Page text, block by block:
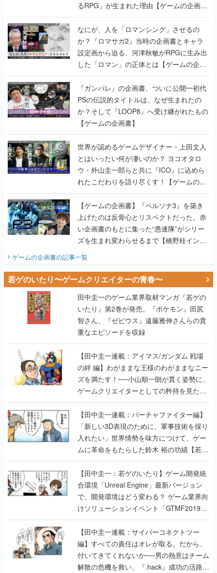
るRPG」が生まれた理由【ゲームの企画
書】
なにが、人を「ロマンシング」させるの
か？『ロマサガ2』当時の企画書とキャラ
設定画から迫る、河津秋敏がRPGに生み出
した「ロマン」の正体とは【ゲームの企画
書】
『ガンパレ』の企画書、ついに公開━初代
PSの伝説的タイトルは、なぜ生まれたの
か？そして『LOOP8』へ受け継がれたもの
【ゲームの企画書】
世界が認めるゲームデザイナー・上田文人
とはいったい何が凄いのか？ ヨコオタロ
ウ・外山圭一郎らと共に『ICO』に込めら
れたこだわりを語り尽くす！【ゲームの企
画書】
【ゲームの企画書】『ペルソナ3』を築き
上げたのは反骨心とリスペクトだった。赤
い企画書のもとに集った“愚連隊”がシリー
ズを生まれ変わらせるまで【橋野桂インタ
ビュー】
ゲームの企画書の記事一覧
若ゲのいたり〜ゲームクリエイターの青春〜
田中圭一のゲーム業界取材マンガ『若ゲの
いたり』第2巻が発売。『ポケモン』田尻
智さん、『ゼビウス』遠藤雅伸さんらの貴
重なエピソードを収録
【田中圭一連載：アイマス/ガンダム 戦場
の絆 編】わがままな王様のわがままなニー
ズを満たす！──小山順一朗が貫く姿勢に、
ゲームクリエイターとしての矜持を見た
【若ゲのいたり最終回】
【田中圭一連載：バーチャファイター編】
「新しい3D表現のために、軍事技術を採り
入れたい」世界情勢を味方につけて、ゲー
ムに革命をもたらした鈴木 裕の功績【若ゲ
のいたり】
【田中圭一：若ゲのいたり】ゲーム開発統
合環境「Unreal Engine」最新バージョン
で、開発環境はどう変わる？ ゲーム業界向
けソリューションイベント「GTMF2019」
に行って、より理解を深めよう【PR】
【田中圭一連載：サイバーコネクトツー
編】すべての責任はオレが取る。だから、
付いてきてくれないか──男の熱意はチーム
解散の危機を救い、『.hack』成功の活路を